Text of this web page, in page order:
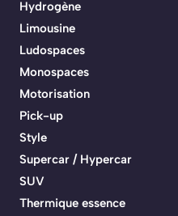
Hydrogène
Limousine
Ludospaces
Monospaces
Motorisation
Pick-up
Style
Supercar / Hypercar
SUV
Thermique essence